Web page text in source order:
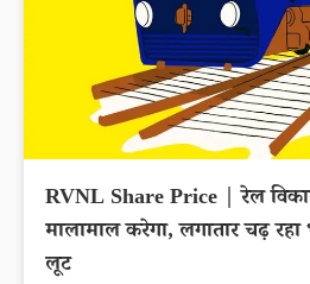
RVNL Share Price | रेल
मालामाल करेगा, लगातार चढ़
लूट